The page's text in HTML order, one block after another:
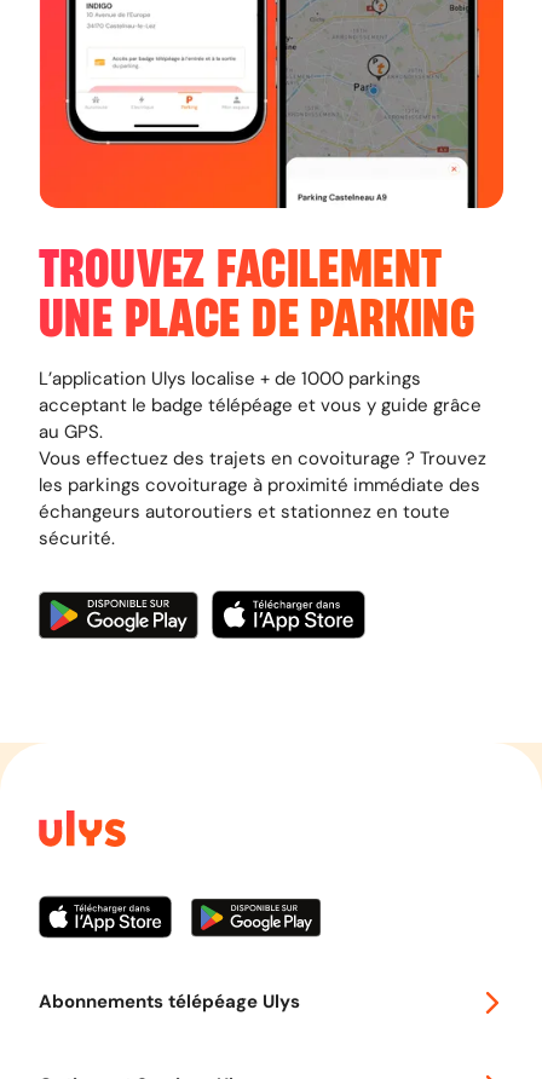
TROUVEZ FACILEMENT
UNE PLACE DE PARKING
L’application Ulys localise + de 1000 parkings
acceptant le badge télépéage et vous y guide grâce
au GPS.
Vous effectuez des trajets en covoiturage ? Trouvez
les parkings covoiturage à proximité immédiate des
échangeurs autoroutiers et stationnez en toute
sécurité.
Abonnements télépéage Ulys